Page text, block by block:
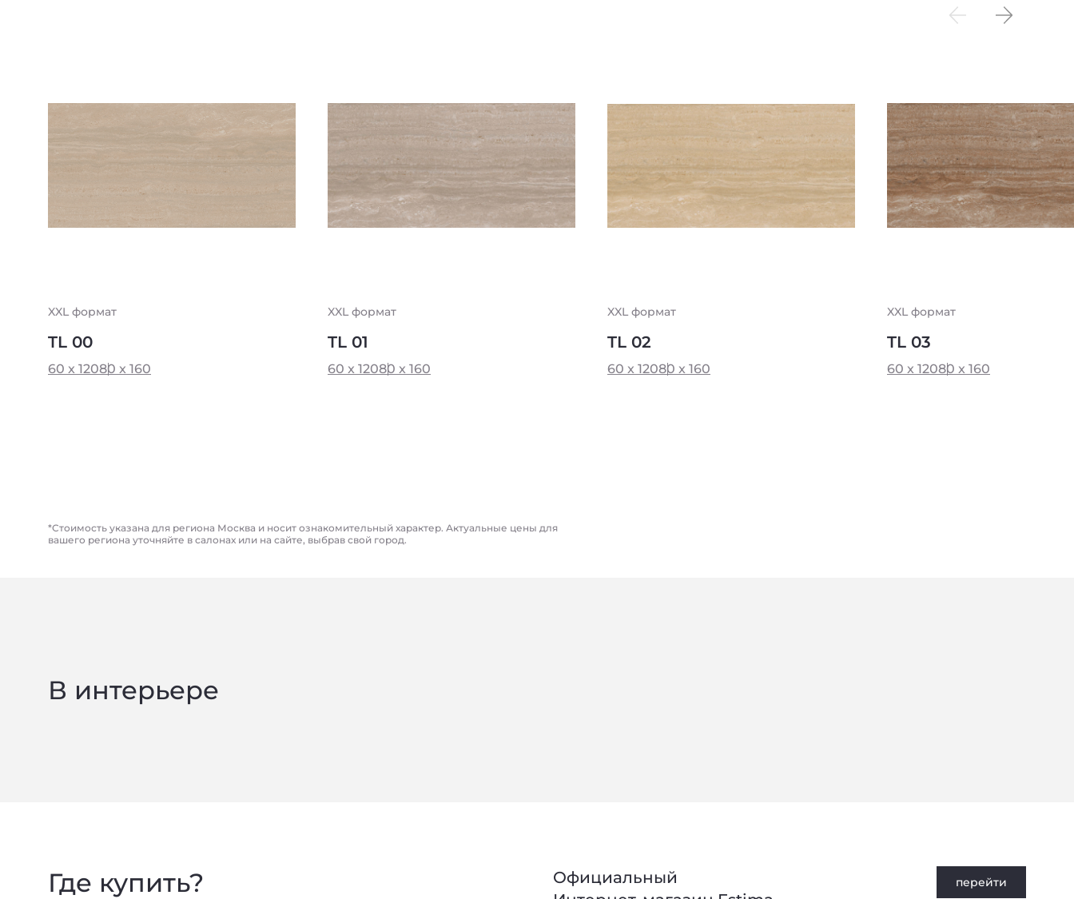
XXL формат
TL 00
60 x 12080 x 160
XXL формат
TL 01
60 x 12080 x 160
XXL формат
TL 02
60 x 12080 x 160
XXL формат
TL 03
60 x 12080 x 160
*Стоимость указана для региона Москва и носит ознакомительный характер. Актуальные цены для
вашего региона уточняйте в салонах или на сайте, выбрав свой город.
В интерьере
Где купить?
Официальный
перейти